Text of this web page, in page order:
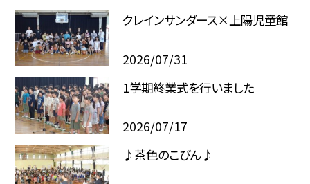
クレインサンダース×上陽児童館
2026/07/31
1学期終業式を行いました
2026/07/17
♪茶色のこびん♪